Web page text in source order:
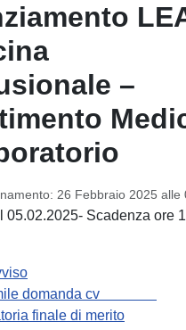
–
26 Febbraio 2025 alle
05.02.2025- Scadenza ore
domanda cv
finale di merito